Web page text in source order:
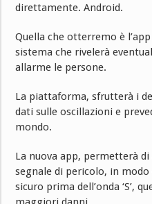
direttamente. Android.
Quella che otterremo è
sistema che rivelerà
allarme le persone.
La piattaforma, sfrutterà i
dati sulle oscillazioni e
mondo.
La nuova app, permetterà
segnale di pericolo, in
sicuro prima dell’onda ‘S’,